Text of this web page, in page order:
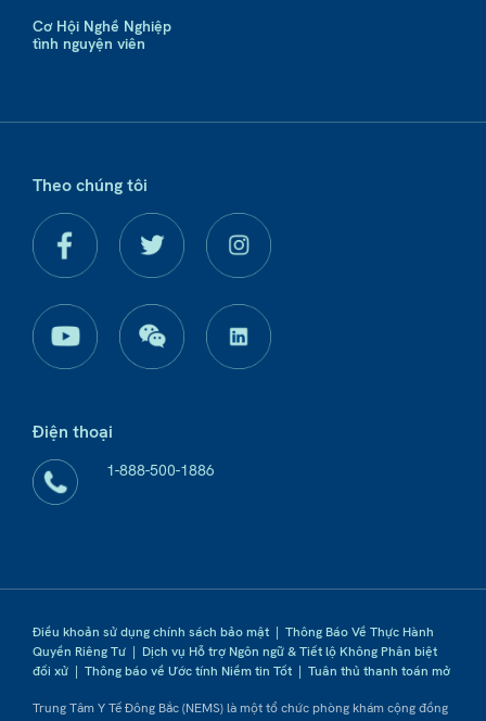
Cơ Hội Nghề Nghiệp
tình nguyện viên
Theo chúng tôi
Điện thoại
1-888-500-1886
Điều khoản sử dụng chính sách bảo mật | Thông Báo Về Thực Hành
Quyền Riêng Tư | Dịch vụ Hỗ trợ Ngôn ngữ & Tiết lộ Không Phân biệt
đối xử | Thông báo về Ước tính Niềm tin Tốt | Tuân thủ thanh toán mở
Trung Tâm Y Tế Đông Bắc (NEMS) là một tổ chức phòng khám cộng đồng